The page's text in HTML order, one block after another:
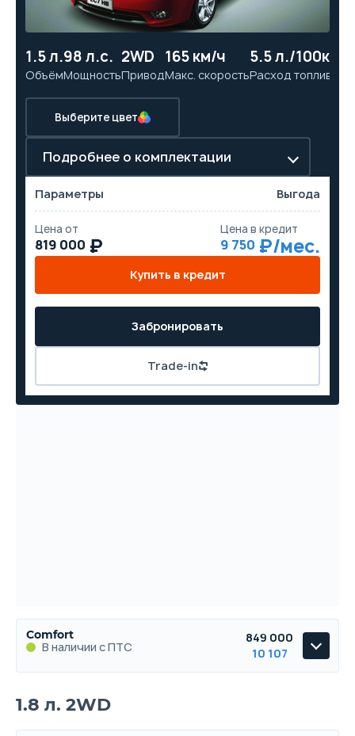
1.5 л.
Объём
98 л.с.
Мощность
2WD
Привод
165 км/ч
Макс. скорость
5.5 л./100км
Расход топлива
Выберите цвет
Подробнее о комплектации
Параметры Выгода
Цена от
819 000
Цена в кредит
9 750
Купить в кредит
Trade-in
Забронировать
Comfort
В наличии с ПТС
849 000
10 107
Comfort
В наличии с ПТС
1.8 л. 2WD